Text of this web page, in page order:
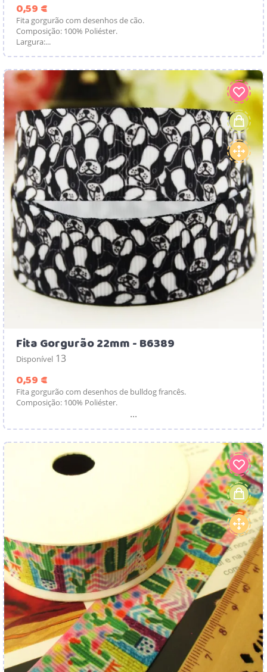
0,59 €
Fita gorgurão com desenhos de cão.
Composição: 100% Poliéster.
Largura:...
Fita Gorgurão 22mm - B6389
Disponível 13
0,59 €
Fita gorgurão com desenhos de bulldog francês.
Composição: 100% Poliéster.
...